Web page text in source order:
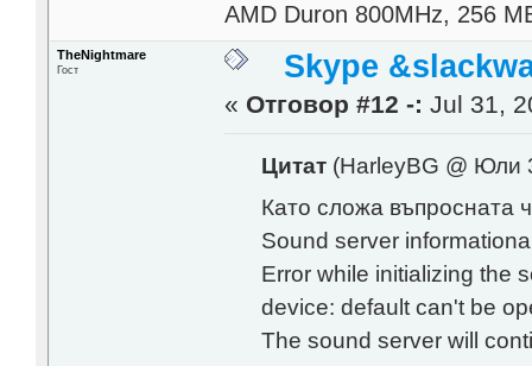
AMD Duron 800MHz, 256
TheNightmare
Гост Skype
« Отговор #12 -: Jul 31,
Цитат(HarleyBG @ Юли
Като сложа въпросната
Sound server
Error while initializing the
device: default can't be
The sound server will